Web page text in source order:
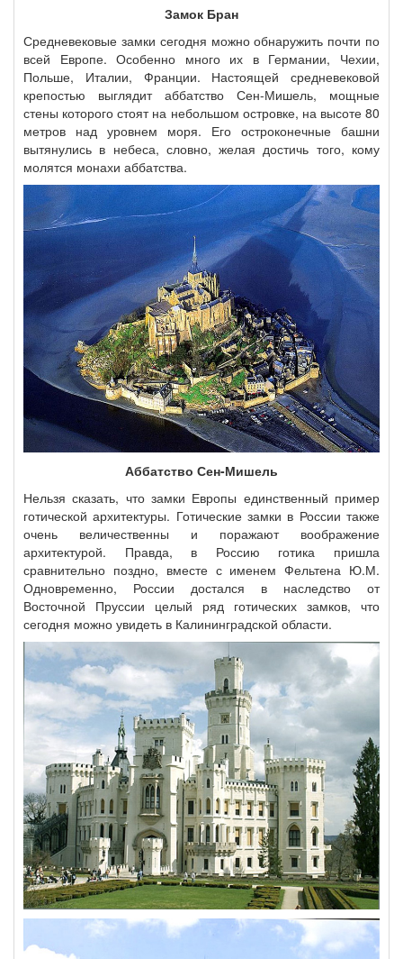
Замок Бран
Средневековые замки сегодня можно обнаружить почти по
всей Европе. Особенно много их в Германии, Чехии,
Польше, Италии, Франции. Настоящей средневековой
крепостью выглядит аббатство Сен-Мишель, мощные
стены которого стоят на небольшом островке, на высоте 80
метров над уровнем моря. Его остроконечные башни
вытянулись в небеса, словно, желая достичь того, кому
молятся монахи аббатства.
Аббатство Сен-Мишель
Нельзя сказать, что замки Европы единственный пример
готической архитектуры. Готические замки в России также
очень величественны и поражают воображение
архитектурой. Правда, в Россию готика пришла
сравнительно поздно, вместе с именем Фельтена Ю.М.
Одновременно, России достался в наследство от
Восточной Пруссии целый ряд готических замков, что
сегодня можно увидеть в Калининградской области.